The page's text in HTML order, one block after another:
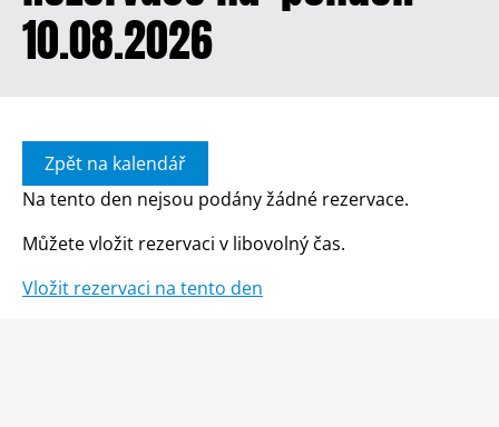
10.08.2026
Zpět na kalendář
Na tento den nejsou podány žádné rezervace.
Můžete vložit rezervaci v libovolný čas.
Vložit rezervaci na tento den